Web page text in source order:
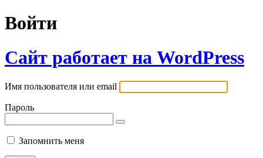
Войти
Сайт работает на WordPress
Имя пользователя или email
Пароль
Запомнить меня